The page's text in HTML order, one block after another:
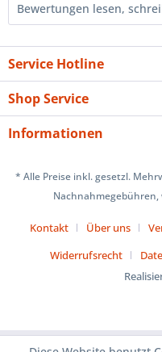
Bewertungen lesen,
Service Hotline
Shop Service
Informationen
* Alle Preise inkl. gesetzl.
Kontakt Über uns
Widerrufsrecht